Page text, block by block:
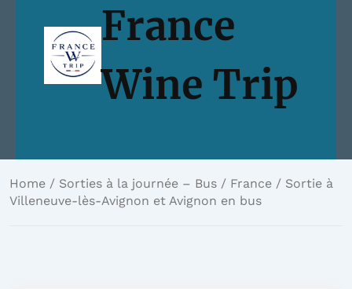
France
Wine Trip
Home / Sorties à la journée – Bus / France / Sortie à
Villeneuve-lès-Avignon et Avignon en bus